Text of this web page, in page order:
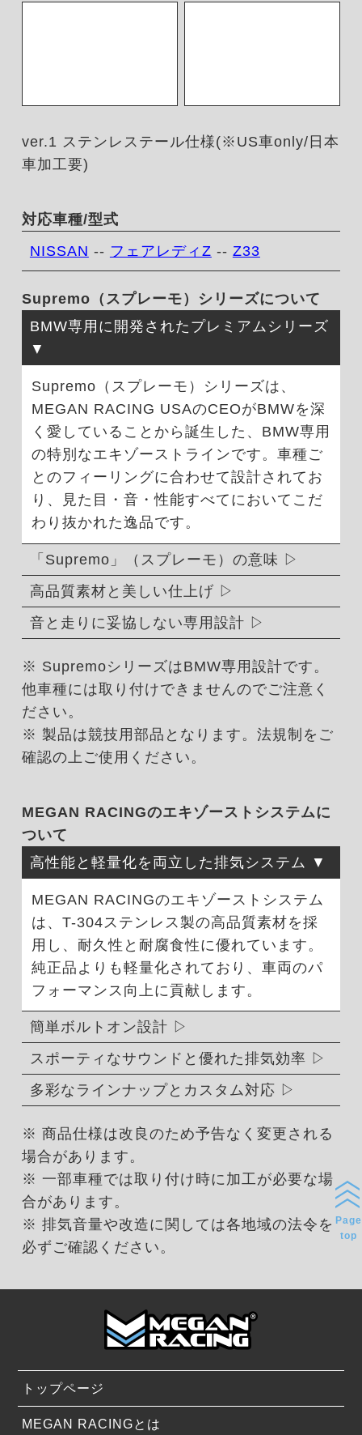
ver.1 ステンレステール仕様(※US車only/日本
車加工要)
対応車種/型式
NISSAN -- フェアレディZ -- Z33
Supremo（スプレーモ）シリーズについて
BMW専用に開発されたプレミアムシリーズ
Supremo（スプレーモ）シリーズは、
MEGAN RACING USAのCEOがBMWを深
く愛していることから誕生した、BMW専用
の特別なエキゾーストラインです。車種ご
とのフィーリングに合わせて設計されてお
り、見た目・音・性能すべてにおいてこだ
わり抜かれた逸品です。
「Supremo」（スプレーモ）の意味
高品質素材と美しい仕上げ
音と走りに妥協しない専用設計
※ SupremoシリーズはBMW専用設計です。
他車種には取り付けできませんのでご注意く
ださい。
※ 製品は競技用部品となります。法規制をご
確認の上ご使用ください。
MEGAN RACINGのエキゾーストシステムに
ついて
高性能と軽量化を両立した排気システム
MEGAN RACINGのエキゾーストシステム
は、T-304ステンレス製の高品質素材を採
用し、耐久性と耐腐食性に優れています。
純正品よりも軽量化されており、車両のパ
フォーマンス向上に貢献します。
簡単ボルトオン設計
スポーティなサウンドと優れた排気効率
多彩なラインナップとカスタム対応
※ 商品仕様は改良のため予告なく変更される
場合があります。
※ 一部車種では取り付け時に加工が必要な場
合があります。
※ 排気音量や改造に関しては各地域の法令を
必ずご確認ください。
トップページ
MEGAN RACINGとは
Page
top